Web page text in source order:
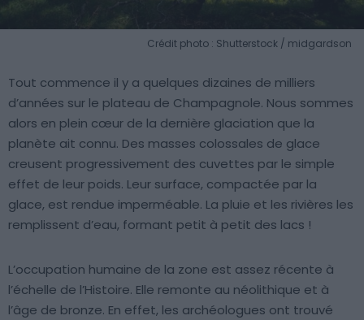
Crédit photo : Shutterstock / midgardson
Tout commence il y a quelques dizaines de milliers
d’années sur le plateau de Champagnole. Nous sommes
alors en plein cœur de la dernière glaciation que la
planète ait connu. Des masses colossales de glace
creusent progressivement des cuvettes par le simple
effet de leur poids. Leur surface, compactée par la
glace, est rendue imperméable. La pluie et les rivières les
remplissent d’eau, formant petit à petit des lacs !
L’occupation humaine de la zone est assez récente à
l’échelle de l’Histoire. Elle remonte au néolithique et à
l’âge de bronze. En effet, les archéologues ont trouvé